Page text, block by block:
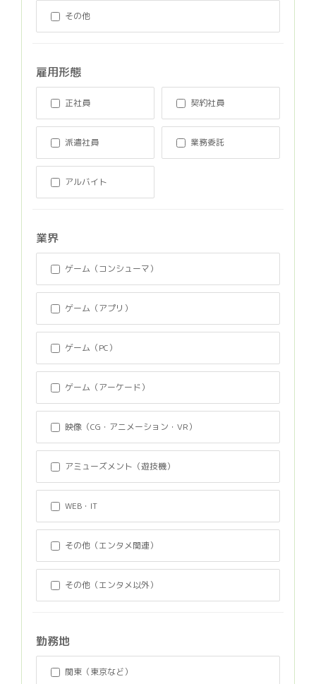
その他
雇用形態
正社員 契約社員
派遣社員 業務委託
アルバイト
業界
ゲーム（コンシューマ）
ゲーム（アプリ）
ゲーム（PC）
ゲーム（アーケード）
映像（CG・アニメーション・VR）
アミューズメント（遊技機）
WEB・IT
その他（エンタメ関連）
その他（エンタメ以外）
勤務地
関東（東京など）